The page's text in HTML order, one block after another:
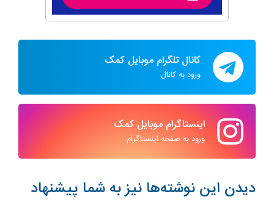
کانال تلگرام موبایل کمک
ورود به کانال
اینستاگرام موبایل کمک
ورود به صفحه اینستاگرام
دیدن این نوشته‌ها نیز به شما پیشنهاد